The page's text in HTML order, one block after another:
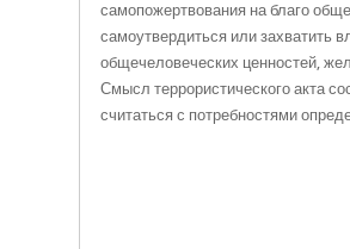
самопожертвования на благо
самоутвердиться или захватить
общечеловеческих ценностей,
Смысл террористического акта
считаться с потребностями